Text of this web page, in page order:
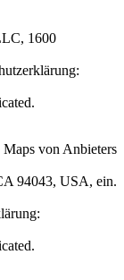
1600
von Anbieters
94043, USA, ein.